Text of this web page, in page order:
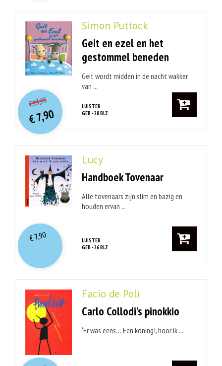
Simon Puttock
Geit en ezel en het
gestommel beneden
Geit wordt midden in de nacht wakker
van ...
LUISTER
GEB - 28 BLZ
€13,95O
orspr
onkelijke
prijs
was:
€ 13,95.
€7,90
Huidige
prijs
is:
€ 7,90.
Lucy
Handboek Tovenaar
Alle tovenaars zijn slim en bazig en
houden ervan ...
LUISTER
GEB - 26 BLZ
€7,90
Facio de Poli
Carlo Collodi’s pinokkio
‘Er was eens… Een koning!, hoor ik ...
O
orspr
onkelijke